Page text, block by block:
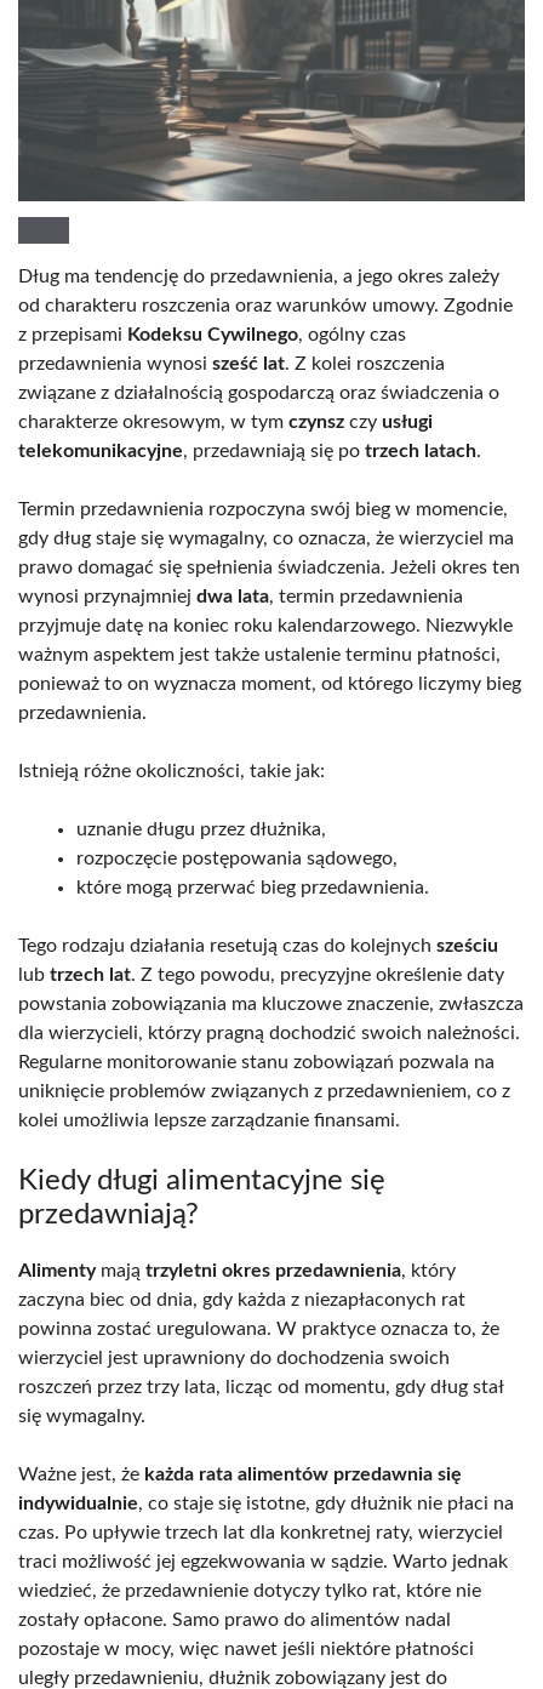
Dług ma tendencję do przedawnienia, a jego okres zależy
od charakteru roszczenia oraz warunków umowy. Zgodnie
z przepisami Kodeksu Cywilnego, ogólny czas
przedawnienia wynosi sześć lat. Z kolei roszczenia
związane z działalnością gospodarczą oraz świadczenia o
charakterze okresowym, w tym czynsz czy usługi
telekomunikacyjne, przedawniają się po trzech latach.
Termin przedawnienia rozpoczyna swój bieg w momencie,
gdy dług staje się wymagalny, co oznacza, że wierzyciel ma
prawo domagać się spełnienia świadczenia. Jeżeli okres ten
wynosi przynajmniej dwa lata, termin przedawnienia
przyjmuje datę na koniec roku kalendarzowego. Niezwykle
ważnym aspektem jest także ustalenie terminu płatności,
ponieważ to on wyznacza moment, od którego liczymy bieg
przedawnienia.
Istnieją różne okoliczności, takie jak:
uznanie długu przez dłużnika,
rozpoczęcie postępowania sądowego,
które mogą przerwać bieg przedawnienia.
Tego rodzaju działania resetują czas do kolejnych sześciu
lub trzech lat. Z tego powodu, precyzyjne określenie daty
powstania zobowiązania ma kluczowe znaczenie, zwłaszcza
dla wierzycieli, którzy pragną dochodzić swoich należności.
Regularne monitorowanie stanu zobowiązań pozwala na
uniknięcie problemów związanych z przedawnieniem, co z
kolei umożliwia lepsze zarządzanie finansami.
Kiedy długi alimentacyjne się
przedawniają?
Alimentymają trzyletni okres przedawnienia, który
zaczyna biec od dnia, gdy każda z niezapłaconych rat
powinna zostać uregulowana. W praktyce oznacza to, że
wierzyciel jest uprawniony do dochodzenia swoich
roszczeń przez trzy lata, licząc od momentu, gdy dług stał
się wymagalny.
Ważne jest, że każda rata alimentów przedawnia się
indywidualnie, co staje się istotne, gdy dłużnik nie płaci na
czas. Po upływie trzech lat dla konkretnej raty, wierzyciel
traci możliwość jej egzekwowania w sądzie. Warto jednak
wiedzieć, że przedawnienie dotyczy tylko rat, które nie
zostały opłacone. Samo prawo do alimentów nadal
pozostaje w mocy, więc nawet jeśli niektóre płatności
uległy przedawnieniu, dłużnik zobowiązany jest do